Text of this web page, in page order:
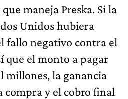
maneja Preska. Si la
Unidos hubiera
fallo negativo contra el
que el monto a pagar
millones, la ganancia
compra y el cobro final